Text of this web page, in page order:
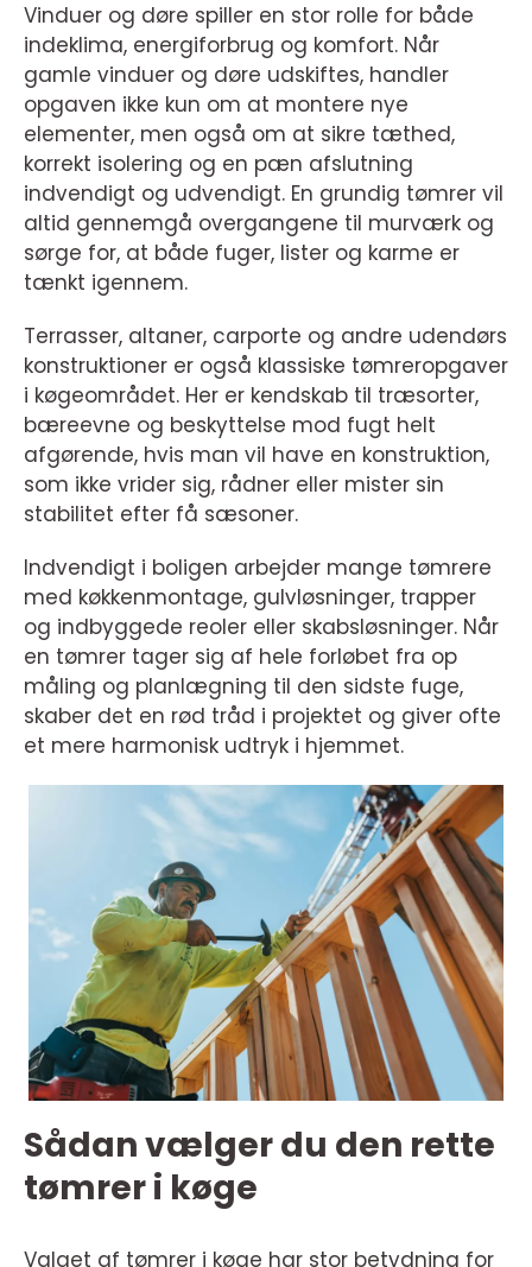
Vinduer og døre spiller en stor rolle for både
indeklima, energiforbrug og komfort. Når
gamle vinduer og døre udskiftes, handler
opgaven ikke kun om at montere nye
elementer, men også om at sikre tæthed,
korrekt isolering og en pæn afslutning
indvendigt og udvendigt. En grundig tømrer vil
altid gennemgå overgangene til murværk og
sørge for, at både fuger, lister og karme er
tænkt igennem.
Terrasser, altaner, carporte og andre udendørs
konstruktioner er også klassiske tømreropgaver
i køgeområdet. Her er kendskab til træsorter,
bæreevne og beskyttelse mod fugt helt
afgørende, hvis man vil have en konstruktion,
som ikke vrider sig, rådner eller mister sin
stabilitet efter få sæsoner.
Indvendigt i boligen arbejder mange tømrere
med køkkenmontage, gulvløsninger, trapper
og indbyggede reoler eller skabsløsninger. Når
en tømrer tager sig af hele forløbet fra op
måling og planlægning til den sidste fuge,
skaber det en rød tråd i projektet og giver ofte
et mere harmonisk udtryk i hjemmet.
Sådan vælger du den rette
tømrer i køge
Valget af tømrer i køge har stor betydning for